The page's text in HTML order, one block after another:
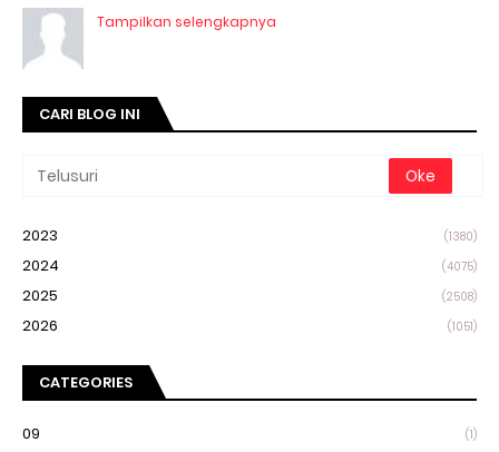
Tampilkan selengkapnya
CARI BLOG INI
2023 (1380)
2024 (4075)
2025 (2508)
2026 (1051)
CATEGORIES
09 (1)